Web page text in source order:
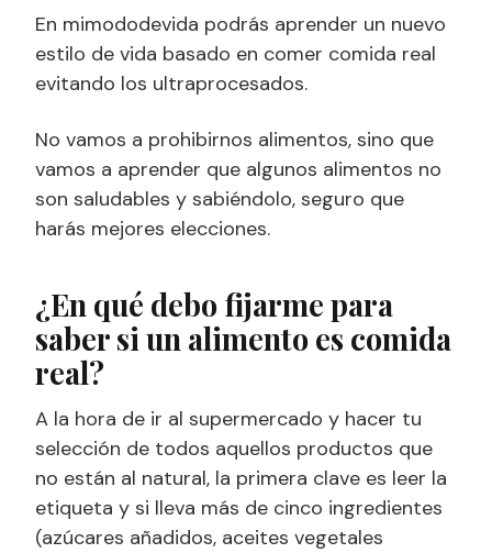
En mimododevida podrás aprender un nuevo
estilo de vida basado en comer comida real
evitando los ultraprocesados.
No vamos a prohibirnos alimentos, sino que
vamos a aprender que algunos alimentos no
son saludables y sabiéndolo, seguro que
harás mejores elecciones.
¿En qué debo fijarme para
saber si un alimento es comida
real?
A la hora de ir al supermercado y hacer tu
selección de todos aquellos productos que
no están al natural, la primera clave es leer la
etiqueta y si lleva más de cinco ingredientes
(azúcares añadidos, aceites vegetales